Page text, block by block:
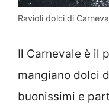
Ravioli dolci di
Il Carnevale è il
mangiano dolci
buonissimi e